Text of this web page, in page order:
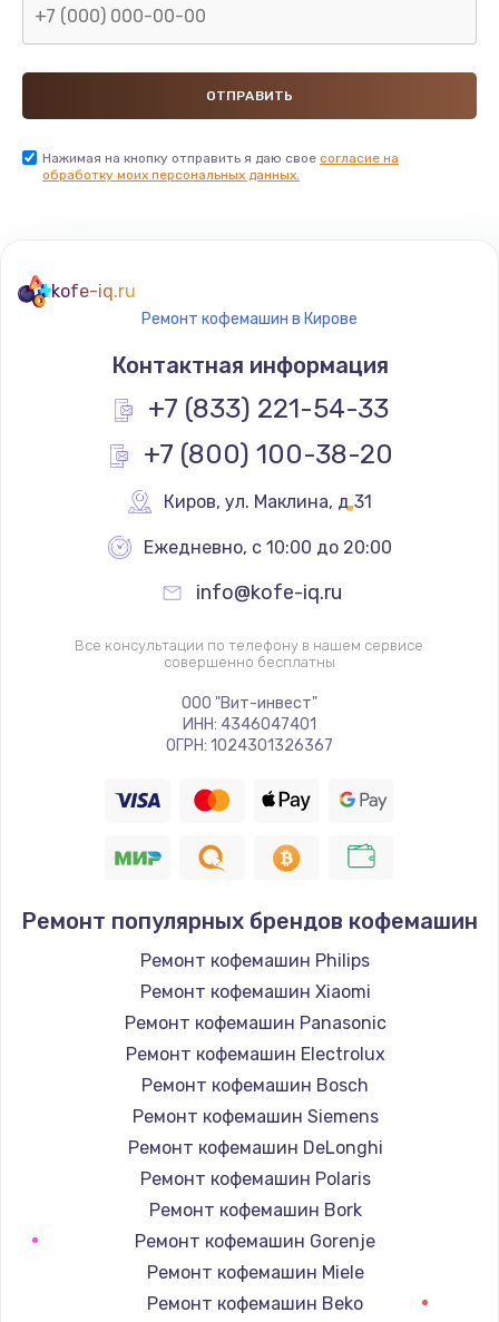
Нажимая на кнопку отправить я даю свое согласие на
обработку моих персональных данных.
kofe-iq.ru
Ремонт кофемашин в Кирове
Контактная информация
+7 (833) 221-54-33
+7 (800) 100-38-20
Киров, ул. Маклина, д.31
Ежедневно, с 10:00 до 20:00
info@kofe-iq.ru
Все консультации по телефону в нашем сервисе
совершенно бесплатны
ООО "Вит-инвест"
ИНН: 4346047401
ОГРН: 1024301326367
Ремонт популярных брендов кофемашин
Ремонт кофемашин Philips
Ремонт кофемашин Xiaomi
Ремонт кофемашин Panasonic
Ремонт кофемашин Electrolux
Ремонт кофемашин Bosch
Ремонт кофемашин Siemens
Ремонт кофемашин DeLonghi
Ремонт кофемашин Polaris
Ремонт кофемашин Bork
Ремонт кофемашин Gorenje
Ремонт кофемашин Miele
Ремонт кофемашин Beko